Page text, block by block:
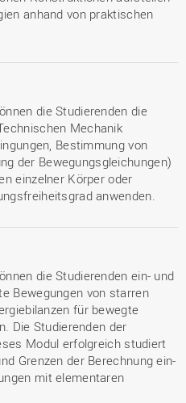
anhand von praktischen
die Studierenden die
Mechanik
Bestimmung von
der Bewegungsgleichungen)
einzelner Körper oder
anwenden.
die Studierenden ein- und
Bewegungen von starren
für bewegte
Die Studierenden der
Modul erfolgreich studiert
Grenzen der Berechnung ein-
mit elementaren